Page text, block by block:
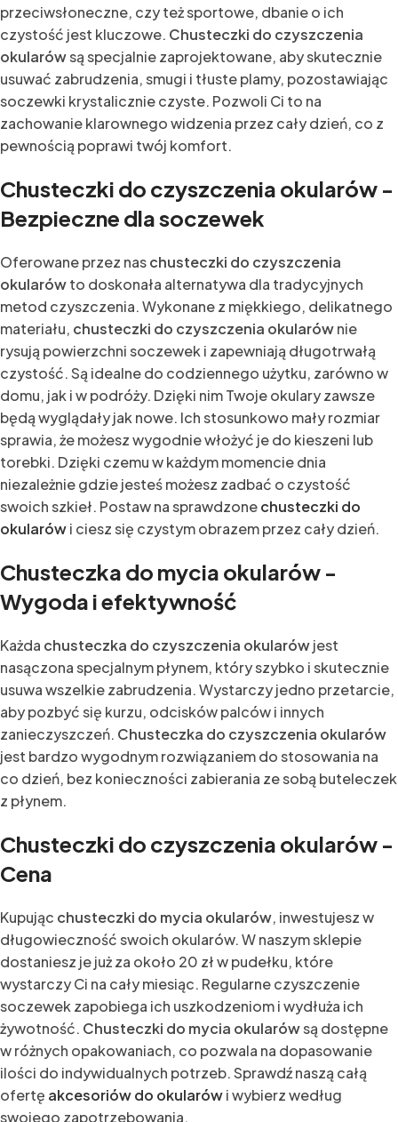
przeciwsłoneczne, czy też sportowe, dbanie o ich
czystość jest kluczowe. Chusteczki do czyszczenia
okularówsą specjalnie zaprojektowane, aby skutecznie
usuwać zabrudzenia, smugi i tłuste plamy, pozostawiając
soczewki krystalicznie czyste. Pozwoli Ci to na
zachowanie klarownego widzenia przez cały dzień, co z
pewnością poprawi twój komfort.
Chusteczki do czyszczenia okularów -
Bezpieczne dla soczewek
Oferowane przez naschusteczki do czyszczenia
okularówto doskonała alternatywa dla tradycyjnych
metod czyszczenia. Wykonane z miękkiego, delikatnego
materiału, chusteczki do czyszczenia okularównie
rysują powierzchni soczewek i zapewniają długotrwałą
czystość. Są idealne do codziennego użytku, zarówno w
domu, jak i w podróży. Dzięki nim Twoje okulary zawsze
będą wyglądały jak nowe. Ich stosunkowo mały rozmiar
sprawia, że możesz wygodnie włożyć je do kieszeni lub
torebki. Dzięki czemu w każdym momencie dnia
niezależnie gdzie jesteś możesz zadbać o czystość
swoich szkieł. Postaw na sprawdzonechusteczki do
okularówi ciesz się czystym obrazem przez cały dzień.
Chusteczka do mycia okularów -
Wygoda i efektywność
Każda chusteczka do czyszczenia okularówjest
nasączona specjalnym płynem, który szybko i skutecznie
usuwa wszelkie zabrudzenia. Wystarczy jedno przetarcie,
aby pozbyć się kurzu, odcisków palców i innych
zanieczyszczeń. Chusteczka do czyszczenia okularów
jest bardzo wygodnym rozwiązaniem do stosowania na
co dzień, bez konieczności zabierania ze sobą buteleczek
z płynem.
Chusteczki do czyszczenia okularów -
Cena
Kupując chusteczki do mycia okularów, inwestujesz w
długowieczność swoich okularów. W naszym sklepie
dostaniesz je już za około 20 zł w pudełku, które
wystarczy Ci na cały miesiąc. Regularne czyszczenie
soczewek zapobiega ich uszkodzeniom i wydłuża ich
żywotność. Chusteczki do mycia okularówsą dostępne
w różnych opakowaniach, co pozwala na dopasowanie
ilości do indywidualnych potrzeb. Sprawdź naszą całą
ofertę akcesoriów do okularówi wybierz według
swojego zapotrzebowania.